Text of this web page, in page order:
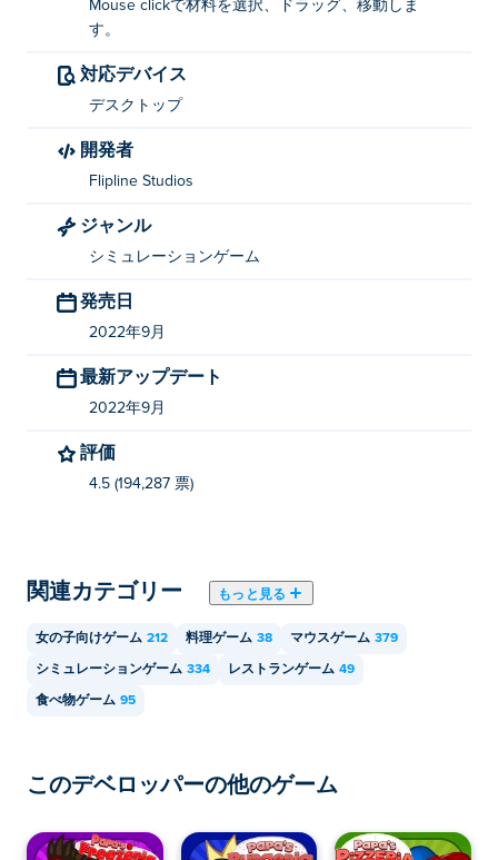
Mouse clickで材料を選択、ドラッグ、移動しま
す。
対応デバイス
デスクトップ
開発者
Flipline Studios
ジャンル
シミュレーションゲーム
発売日
2022年9月
最新アップデート
2022年9月
評価
4.5 (194,287 票)
関連カテゴリー もっと見る
女の子向けゲーム 212 料理ゲーム 38 マウスゲーム 379
シミュレーションゲーム 334 レストランゲーム 49
食べ物ゲーム 95
このデベロッパーの他のゲーム